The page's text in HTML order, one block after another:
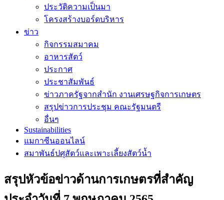
ประวัติความเป็นมา
โครงสร้างบอร์ดบริหาร
ข่าว
กิจกรรมสมาคม
อาหารสัตว์
ประกาศ
ประชาสัมพันธ์
ข่าวภาครัฐจากสำนัก งานเศรษฐกิจการเกษตร
สรุปข่าวการประชุม คณะรัฐมนตรี
อื่นๆ
Sustainabilities
แมกาซีนออนไลน์
สมาพันธ์ปศุสัตว์และเพาะเลี้ยงสัตว์น้ำ
สรุปหัวข้อข่าวด้านการเกษตรที่สำคัญ